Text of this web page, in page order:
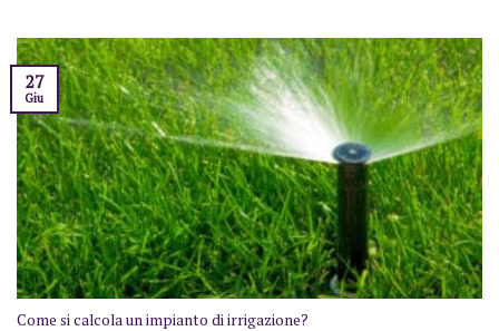
Come si calcola un impianto di irrigazione?
27
Giu